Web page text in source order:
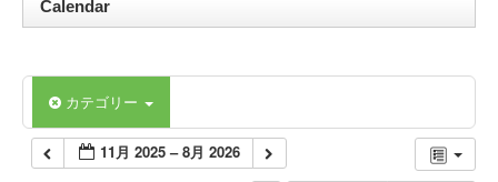
Calendar
カテゴリー
11月 2025 – 8月 2026